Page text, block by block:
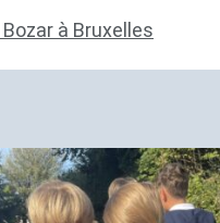
à Bruxelles